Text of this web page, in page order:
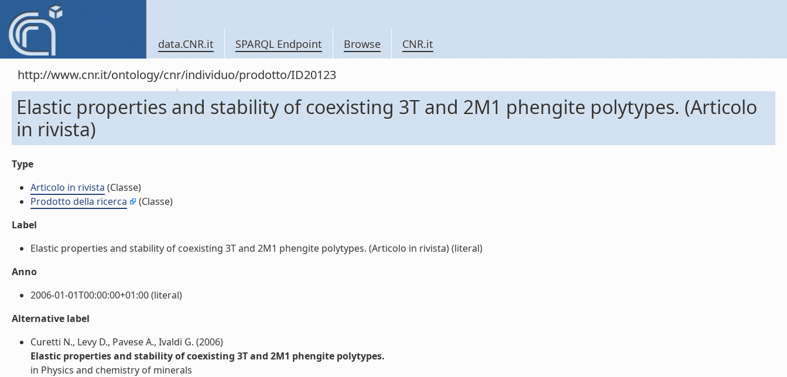
data.CNR.it SPARQL Endpoint Browse CNR.it
http://www.cnr.it/ontology/cnr/individuo/prodotto/ID20123
Elastic properties and stability of coexisting 3T and 2M1 phengite polytypes. (Articolo
in rivista)
Type
Articolo in rivista (Classe)
Prodotto della ricerca
(Classe)
Label
Elastic properties and stability of coexisting 3T and 2M1 phengite polytypes. (Articolo in rivista) (literal)
Anno
2006-01-01T00:00:00+01:00 (literal)
Alternative label
Curetti N., Levy D., Pavese A., Ivaldi G. (2006)
Elastic properties and stability of coexisting 3T and 2M1 phengite polytypes.
in Physics and chemistry of minerals